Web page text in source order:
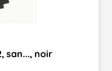
san..., noir